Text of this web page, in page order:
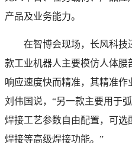
产品及业务能力。
在智博会现场，长风科技
款工业机器人主要模仿人体腰
响应速度快而精准，其精准作
刘伟国说，“另一款主要用于
焊接工艺参数自由配置，可
焊接等高级焊接功能。”